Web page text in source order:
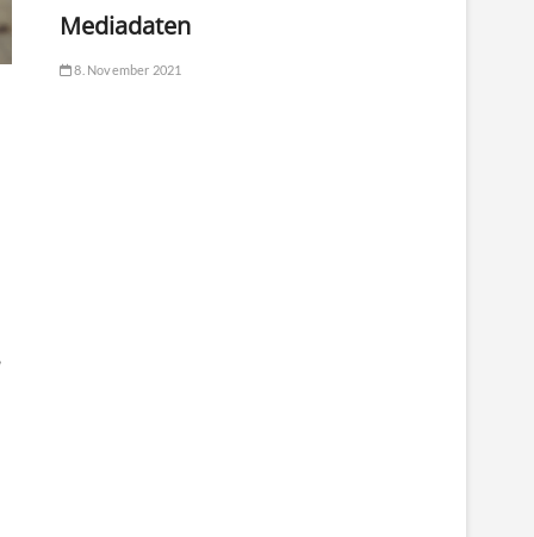
Mediadaten
8. November 2021